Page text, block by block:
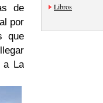
de
por
que
a La
Libros